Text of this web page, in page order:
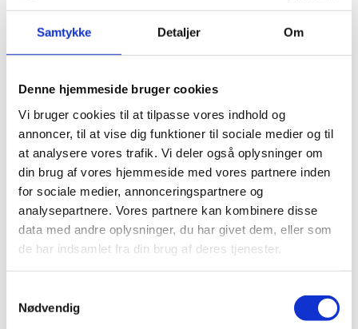
Samtykke Detaljer Om
Denne hjemmeside bruger cookies
Vi bruger cookies til at tilpasse vores indhold og
annoncer, til at vise dig funktioner til sociale medier og til
at analysere vores trafik. Vi deler også oplysninger om
din brug af vores hjemmeside med vores partnere inden
for sociale medier, annonceringspartnere og
analysepartnere. Vores partnere kan kombinere disse
data med andre oplysninger, du har givet dem, eller som
de har indsamlet fra din brug af deres tjenester.
Nødvendig
What’s Next of the App